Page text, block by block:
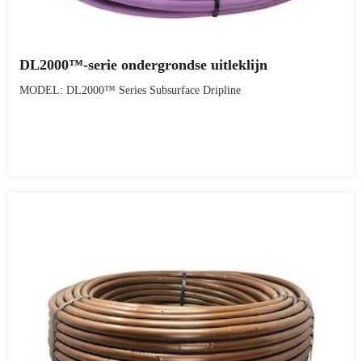
DL2000™-serie ondergrondse uitleklijn
MODEL: DL2000™ Series Subsurface Dripline